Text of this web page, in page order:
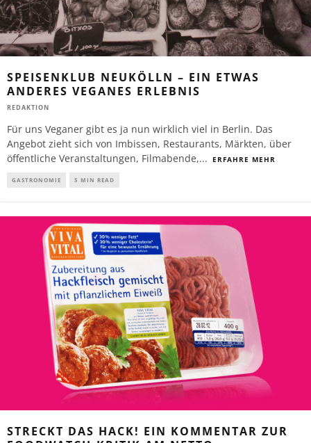
SPEISENKLUB NEUKÖLLN – EIN ETWAS
ANDERES VEGANES ERLEBNIS
REDAKTION
Für uns Veganer gibt es ja nun wirklich viel in Berlin. Das
Angebot zieht sich von Imbissen, Restaurants, Märkten, über
öffentliche Veranstaltungen, Filmabende,... ERFAHRE MEHR
GASTRONOMIE 5 MIN READ
STRECKT DAS HACK! EIN KOMMENTAR ZUR